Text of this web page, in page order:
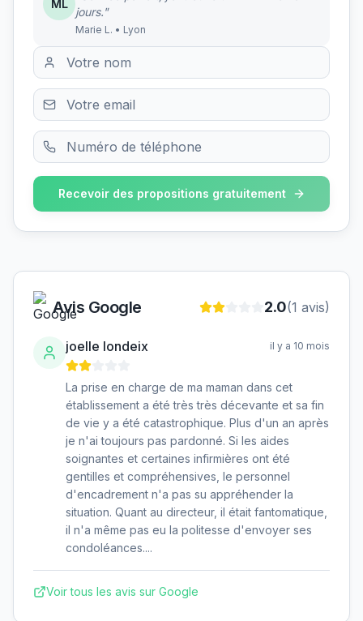
ML
jours."
Marie L. • Lyon
Recevoir des propositions gratuitement
Avis Google 2.0(1 avis)
joelle londeix il y a 10 mois
La prise en charge de ma maman dans cet
établissement a été très très décevante et sa fin
de vie y a été catastrophique. Plus d'un an après
je n'ai toujours pas pardonné. Si les aides
soignantes et certaines infirmières ont été
gentilles et compréhensives, le personnel
d'encadrement n'a pas su appréhender la
situation. Quant au directeur, il était fantomatique,
il n'a même pas eu la politesse d'envoyer ses
condoléances....
Voir tous les avis sur Google